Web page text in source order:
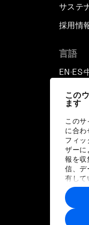
この
ます
この
に合わ
フィッ
ザーに
報を収
信、デ
有して
ユー
報や各
に収
トナー
サステ
採用情
言語
EN ▪ ES▪